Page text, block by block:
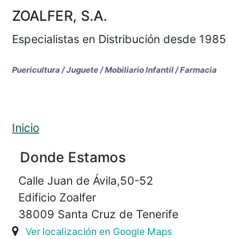
ZOALFER, S.A.
Especialistas en Distribución desde 1985
Puericultura / Juguete / Mobiliario Infantil / Farmacia
Inicio
Donde Estamos
Calle Juan de Ávila,50-52
Edificio Zoalfer
38009 Santa Cruz de Tenerife
Ver localización en Google Maps